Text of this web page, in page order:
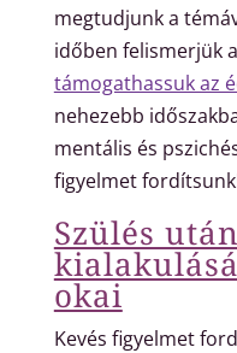
megtudjunk a
időben felismerjük
támogathassuk az
nehezebb
mentális és
figyelmet
Szülés
okai
Kevés figyelmet